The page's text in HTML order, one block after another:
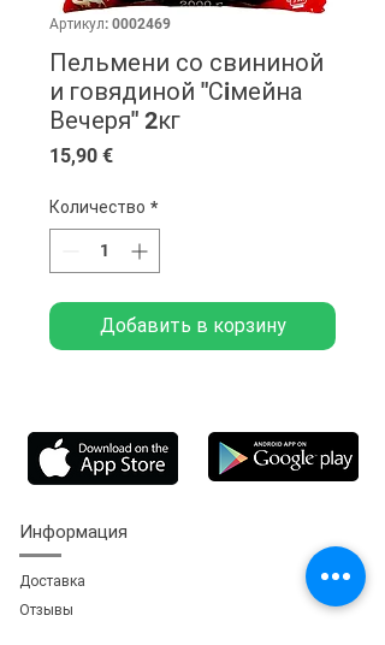
Артикул: 0002469
Пельмени со свининой
и говядиной "Сiмейна
Вечеря" 2кг
15,90 €Цена
Количество *
Добавить в корзину
Информация
Доставка
Отзывы